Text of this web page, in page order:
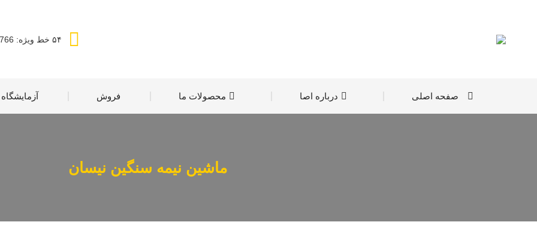
۵۴ خط ویژه: 88736766 (21 98+)
صفحه اصلی درباره اصا محصولات ما فروش آزمایشگاه
ماشین نیمه سنگین نیسان